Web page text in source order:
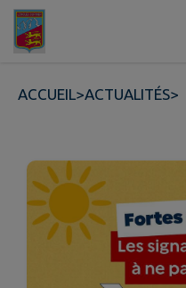
Contenu
ACCUEIL>ACTUALITÉS>